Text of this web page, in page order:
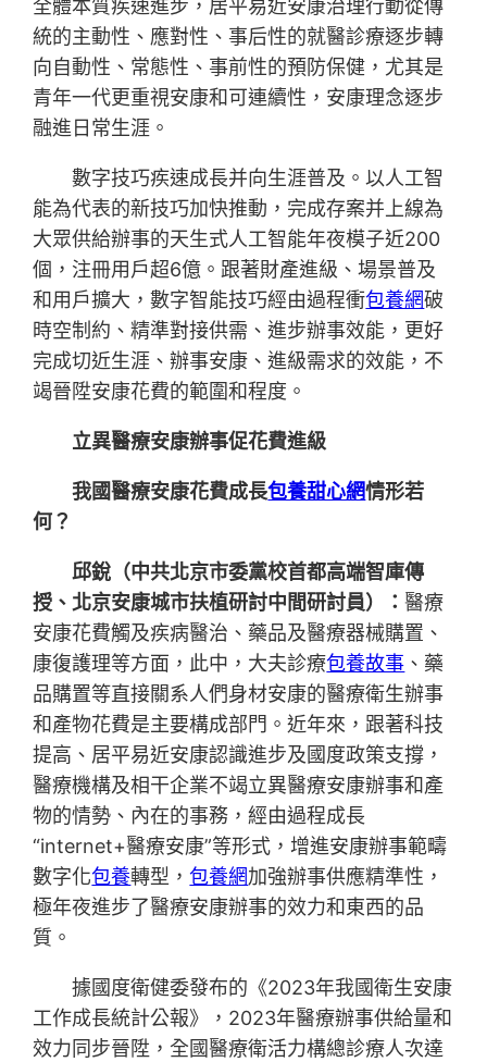
全體本質疾速進步，居平易近安康治理行動從傳
統的主動性、應對性、事后性的就醫診療逐步轉
向自動性、常態性、事前性的預防保健，尤其是
青年一代更重視安康和可連續性，安康理念逐步
融進日常生涯。
數字技巧疾速成長并向生涯普及。以人工智
能為代表的新技巧加快推動，完成存案并上線為
大眾供給辦事的天生式人工智能年夜模子近200
個，注冊用戶超6億。跟著財產進級、場景普及
和用戶擴大，數字智能技巧經由過程衝包養網破
時空制約、精準對接供需、進步辦事效能，更好
完成切近生涯、辦事安康、進級需求的效能，不
竭晉陞安康花費的範圍和程度。
立異醫療安康辦事促花費進級
我國醫療安康花費成長包養甜心網情形若
何？
邱銳（中共北京市委黨校首都高端智庫傳
授、北京安康城市扶植研討中間研討員）：醫療
安康花費觸及疾病醫治、藥品及醫療器械購置、
康復護理等方面，此中，大夫診療包養故事 、藥
品購置等直接關系人們身材安康的醫療衛生辦事
和產物花費是主要構成部門。近年來，跟著科技
提高、居平易近安康認識進步及國度政策支撐，
醫療機構及相干企業不竭立異醫療安康辦事和產
物的情勢、內在的事務，經由過程成長
“internet+醫療安康”等形式，增進安康辦事範疇
數字化包養轉型，包養網加強辦事供應精準性，
極年夜進步了醫療安康辦事的效力和東西的品
質。
據國度衛健委發布的《2023年我國衛生安康
工作成長統計公報》，2023年醫療辦事供給量和
效力同步晉陞，全國醫療衛活力構總診療人次達